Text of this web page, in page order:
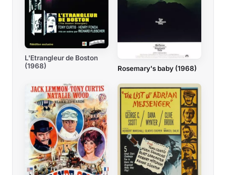
L'Etrangleur de Boston
(1968)
Rosemary's baby (1968)